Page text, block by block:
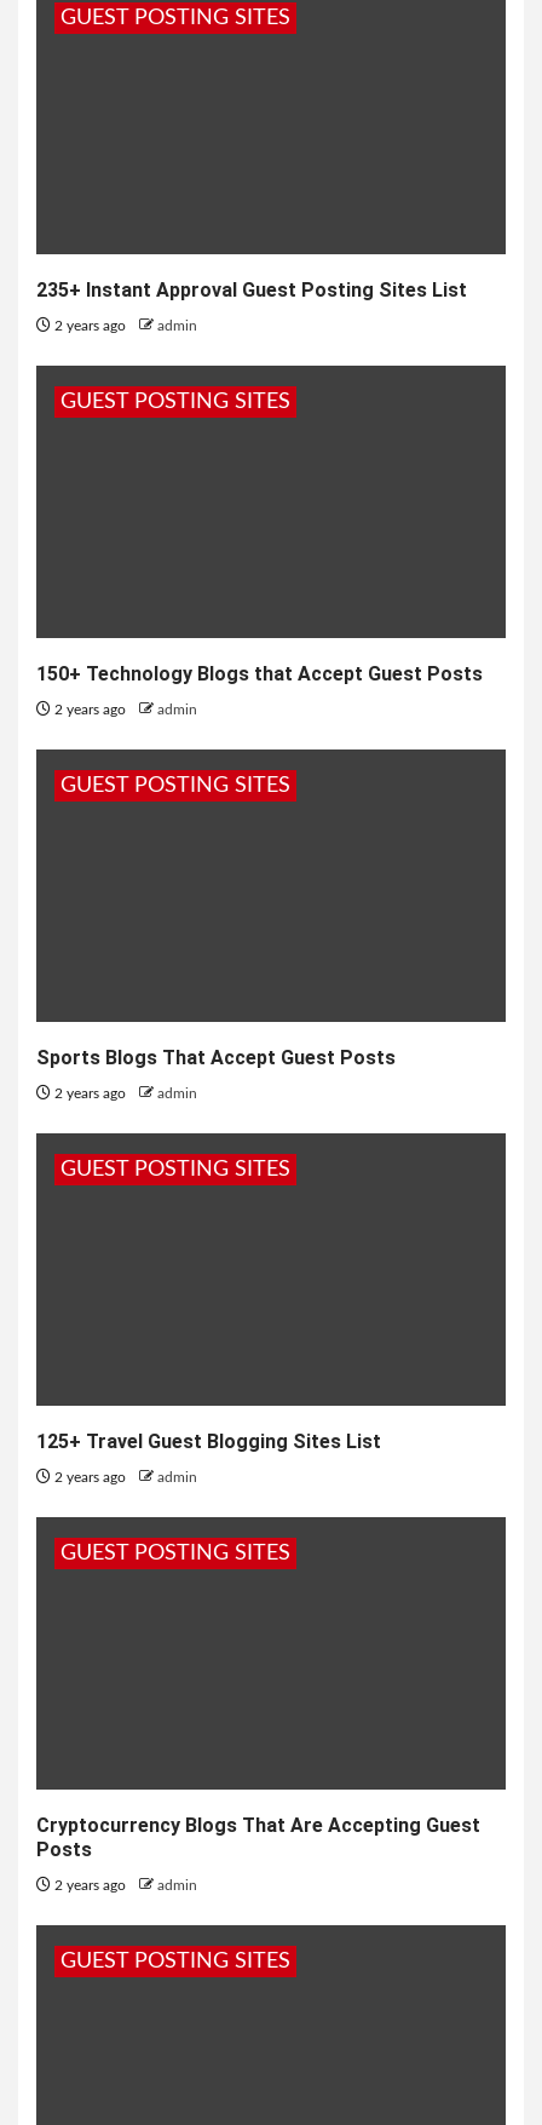
GUEST POSTING SITES
235+ Instant Approval Guest Posting Sites List
2 years ago admin
GUEST POSTING SITES
150+ Technology Blogs that Accept Guest Posts
2 years ago admin
GUEST POSTING SITES
Sports Blogs That Accept Guest Posts
2 years ago admin
GUEST POSTING SITES
125+ Travel Guest Blogging Sites List
2 years ago admin
GUEST POSTING SITES
Cryptocurrency Blogs That Are Accepting Guest
Posts
2 years ago admin
GUEST POSTING SITES